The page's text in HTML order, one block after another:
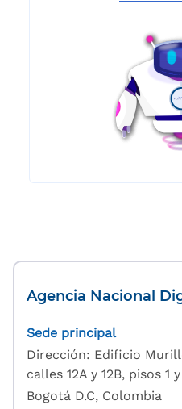
Agencia Nacional
Sede principal
Dirección: Edificio
calles 12A y 12B, pisos 1
Bogotá D.C, Colombia